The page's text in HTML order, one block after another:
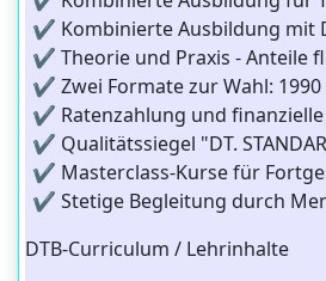
✔️ Kombinierte Ausbildung mit
✔️ Theorie und Praxis - Anteile
✔️ Zwei Formate zur Wahl: 1990
✔️ Ratenzahlung und
✔️ Qualitätssiegel "DT.
✔️ Masterclass-Kurse für
✔️ Stetige Begleitung durch
DTB-Curriculum / Lehrinhalte